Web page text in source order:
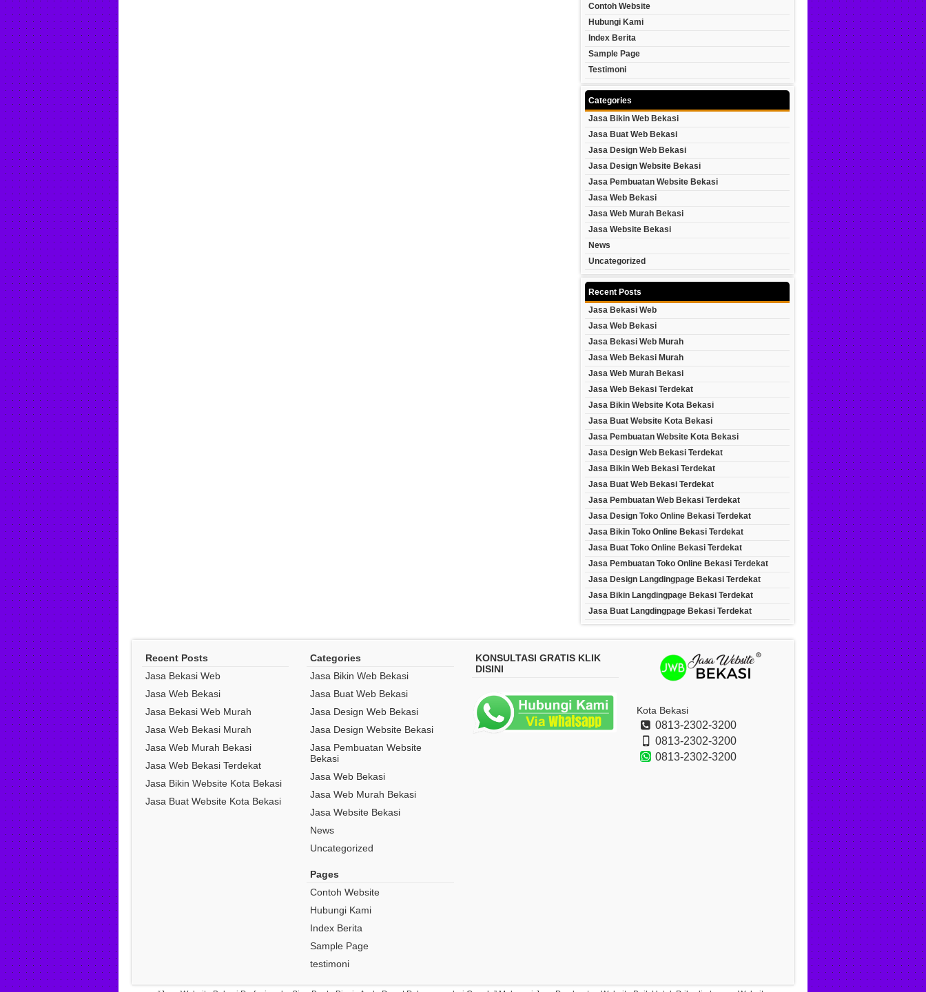
Contoh Website
Hubungi Kami
Index Berita
Sample Page
Testimoni
Categories
Jasa Bikin Web Bekasi
Jasa Buat Web Bekasi
Jasa Design Web Bekasi
Jasa Design Website Bekasi
Jasa Pembuatan Website Bekasi
Jasa Web Bekasi
Jasa Web Murah Bekasi
Jasa Website Bekasi
News
Uncategorized
Recent Posts
Jasa Bekasi Web
Jasa Web Bekasi
Jasa Bekasi Web Murah
Jasa Web Bekasi Murah
Jasa Web Murah Bekasi
Jasa Web Bekasi Terdekat
Jasa Bikin Website Kota Bekasi
Jasa Buat Website Kota Bekasi
Jasa Pembuatan Website Kota Bekasi
Jasa Design Web Bekasi Terdekat
Jasa Bikin Web Bekasi Terdekat
Jasa Buat Web Bekasi Terdekat
Jasa Pembuatan Web Bekasi Terdekat
Jasa Design Toko Online Bekasi Terdekat
Jasa Bikin Toko Online Bekasi Terdekat
Jasa Buat Toko Online Bekasi Terdekat
Jasa Pembuatan Toko Online Bekasi Terdekat
Jasa Design Langdingpage Bekasi Terdekat
Jasa Bikin Langdingpage Bekasi Terdekat
Jasa Buat Langdingpage Bekasi Terdekat
Recent Posts
Jasa Bekasi Web
Jasa Web Bekasi
Jasa Bekasi Web Murah
Jasa Web Bekasi Murah
Jasa Web Murah Bekasi
Jasa Web Bekasi Terdekat
Jasa Bikin Website Kota Bekasi
Jasa Buat Website Kota Bekasi
Categories
Jasa Bikin Web Bekasi
Jasa Buat Web Bekasi
Jasa Design Web Bekasi
Jasa Design Website Bekasi
Jasa Pembuatan Website
Bekasi
Jasa Web Bekasi
Jasa Web Murah Bekasi
Jasa Website Bekasi
News
Uncategorized
Pages
Contoh Website
Hubungi Kami
Index Berita
Sample Page
testimoni
KONSULTASI GRATIS KLIK
DISINI
Kota Bekasi
0813-2302-3200
0813-2302-3200
0813-2302-3200